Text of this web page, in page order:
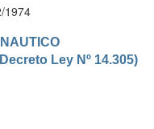
1974
Ley Nº 14.305)